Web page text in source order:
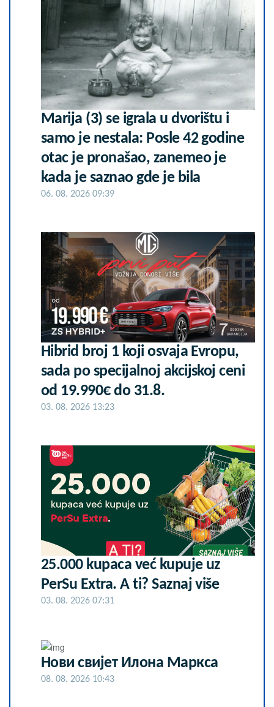
Marija (3) se igrala u dvorištu i
samo je nestala: Posle 42 godine
otac je pronašao, zanemeo je
kada je saznao gde je bila
06. 08. 2026 09:39
Hibrid broj 1 koji osvaja Evropu,
sada po specijalnoj akcijskoj ceni
od 19.990€ do 31.8.
03. 08. 2026 13:23
25.000 kupaca već kupuje uz
PerSu Extra. A ti? Saznaj više
03. 08. 2026 07:31
Нови свијет Илона Маркса
08. 08. 2026 10:43